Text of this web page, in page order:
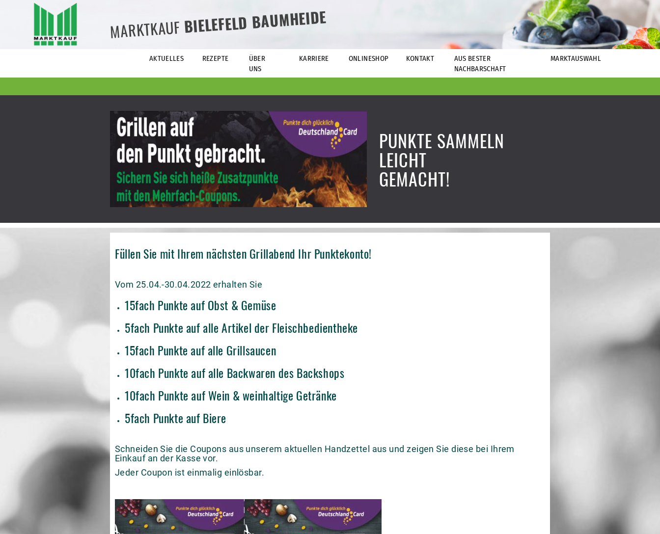
MARKTKAUFBIELEFELD BAUMHEIDE
AKTUELLES REZEPTE
ÜBER
UNS
KARRIERE ONLINESHOP KONTAKT
AUS BESTER
NACHBARSCHAFT
MARKTAUSWAHL
PUNKTE SAMMELN
LEICHT
GEMACHT!
Füllen Sie mit Ihrem nächsten Grillabend Ihr Punktekonto!
Vom 25.04.-30.04.2022 erhalten Sie
15fach Punkte auf Obst & Gemüse
5fach Punkte auf alle Artikel der Fleischbedientheke
15fach Punkte auf alle Grillsaucen
10fach Punkte auf alle Backwaren des Backshops
10fach Punkte auf Wein & weinhaltige Getränke
5fach Punkte auf Biere
Schneiden Sie die Coupons aus unserem aktuellen Handzettel aus und zeigen Sie diese bei Ihrem
Einkauf an der Kasse vor.
Jeder Coupon ist einmalig einlösbar.